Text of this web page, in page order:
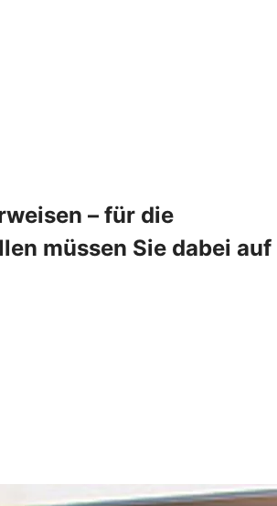
– für die
müssen Sie dabei auf